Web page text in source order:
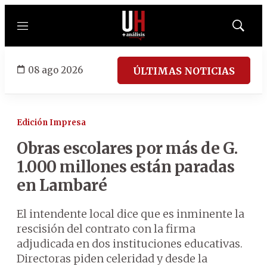
Menú
Mostrar
08 ago 2026 ÚLTIMAS NOTICIAS
Edición Impresa
Obras escolares por más de G.
1.000 millones están paradas
en Lambaré
El intendente local dice que es inminente la
rescisión del contrato con la firma
adjudicada en dos instituciones educativas.
Directoras piden celeridad y desde la